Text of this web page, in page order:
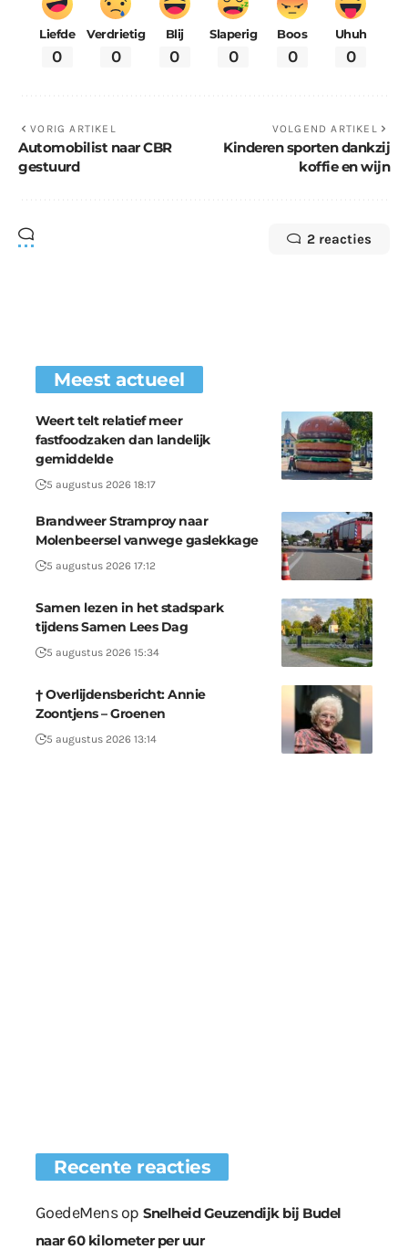
Liefde
0
Verdrietig
0
Blij
0
Slaperig
0
Boos
0
Uhuh
0
VORIG ARTIKEL
Automobilist naar CBR
gestuurd
VOLGEND ARTIKEL
Kinderen sporten dankzij
koffie en wijn
2 reacties
Meest actueel
Weert telt relatief meer
fastfoodzaken dan landelijk
gemiddelde
5 augustus 2026 18:17
Brandweer Stramproy naar
Molenbeersel vanwege gaslekkage
5 augustus 2026 17:12
Samen lezen in het stadspark
tijdens Samen Lees Dag
5 augustus 2026 15:34
† Overlijdensbericht: Annie
Zoontjens – Groenen
5 augustus 2026 13:14
Recente reacties
GoedeMensop Snelheid Geuzendijk bij Budel
naar 60 kilometer per uur